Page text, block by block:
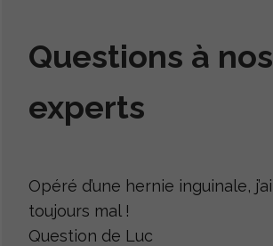
Questions à nos
experts
Opéré d’une hernie inguinale, j’ai
toujours mal !
Question de Luc